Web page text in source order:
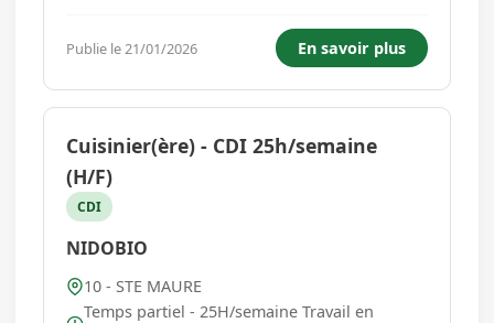
de nombreux avantages : mutuelle, prévoyance,
remboursement des frais de transports en
commun et mobilité dura...
Publie le 21/01/2026 En savoir plus
Cuisinier(ère) - CDI 25h/semaine
(H/F)
CDI
NIDOBIO
10 - STE MAURE
Temps partiel - 25H/semaine Travail en